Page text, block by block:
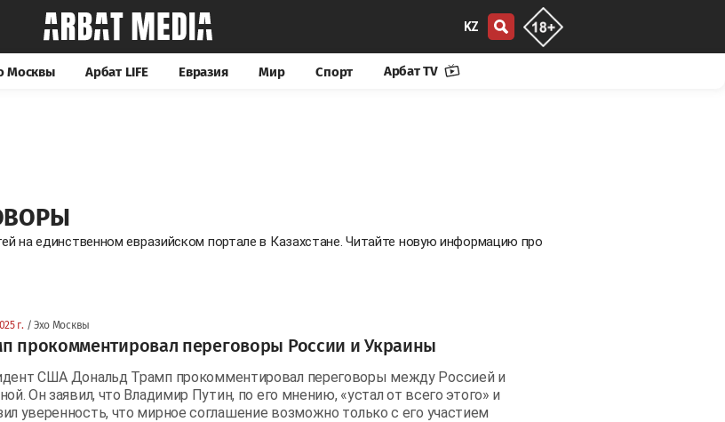
KZ
Москвы Арбат LIFE Евразия Мир Спорт Арбат TV
на единственном евразийском портале в Казахстане. Читайте новую информацию про
г. / Эхо Москвы
прокомментировал переговоры России и Украины
США Дональд Трамп прокомментировал переговоры между Россией и
Он заявил, что Владимир Путин, по его мнению, «устал от всего этого» и
уверенность, что мирное соглашение возможно только с его участием